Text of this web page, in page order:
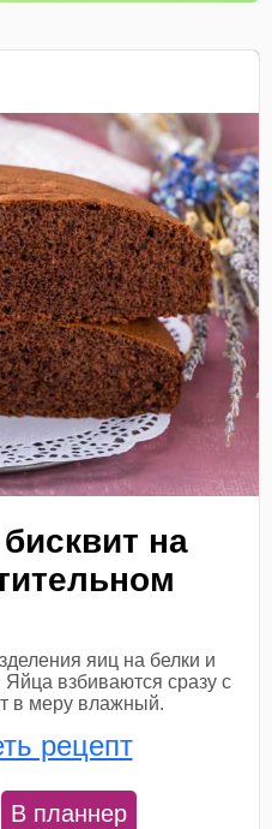
на
яиц на белки и
Яйца взбиваются сразу с
в меру влажный.
рецепт
В планнер